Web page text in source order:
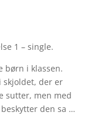
1 – single.
børn i klassen.
der er
sutter, men med
den sa …